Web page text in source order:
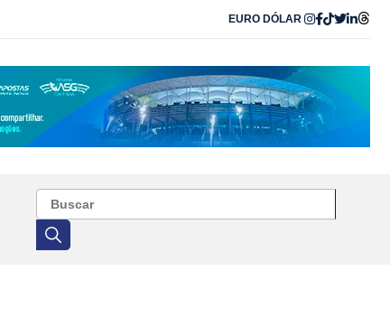
EURO DÓLAR